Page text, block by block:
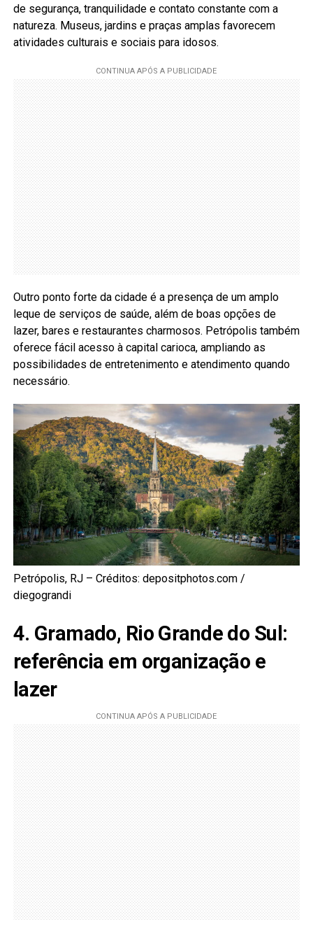
de segurança, tranquilidade e contato constante com a
natureza. Museus, jardins e praças amplas favorecem
atividades culturais e sociais para idosos.
Outro ponto forte da cidade é a presença de um amplo
leque de serviços de saúde, além de boas opções de
lazer, bares e restaurantes charmosos. Petrópolis também
oferece fácil acesso à capital carioca, ampliando as
possibilidades de entretenimento e atendimento quando
necessário.
Petrópolis, RJ – Créditos: depositphotos.com /
diegograndi
4. Gramado, Rio Grande do Sul:
referência em organização e
lazer